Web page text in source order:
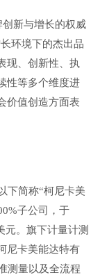
新与增长的权威
环境下的杰出品
现、创新性、执
性等多个维度进
价值创造方面表
下简称“柯尼卡美
子公司，于
元。旗下计量计测
尼卡美能达特有
测量以及全流程